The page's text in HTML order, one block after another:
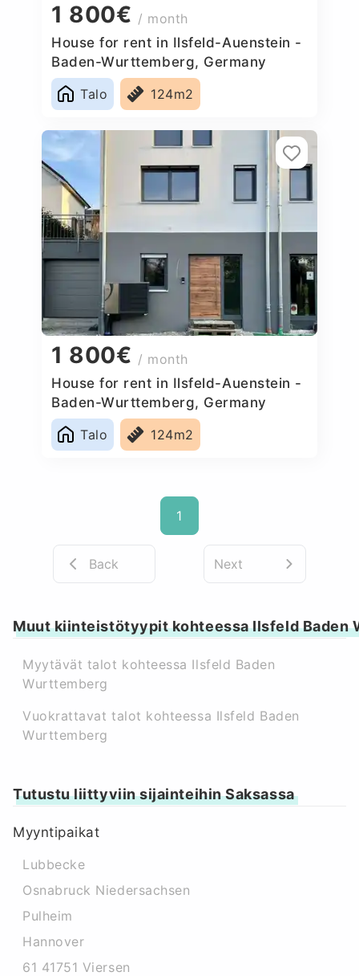
1 800€ / month
House for rent in Ilsfeld-Auenstein -
Baden-Wurttemberg, Germany
Talo
124m2
1 800€ / month
House for rent in Ilsfeld-Auenstein -
Baden-Wurttemberg, Germany
Talo
124m2
1
Back Next
Muut kiinteistötyypit kohteessa Ilsfeld Baden
Myytävät talot kohteessa Ilsfeld Baden
Wurttemberg
Vuokrattavat talot kohteessa Ilsfeld Baden
Wurttemberg
Tutustu liittyviin sijainteihin Saksassa
Myyntipaikat
Lubbecke
Osnabruck Niedersachsen
Pulheim
Hannover
61 41751 Viersen